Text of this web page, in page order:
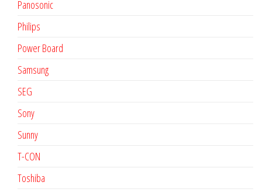
Panosonic
Philips
Power Board
Samsung
SEG
Sony
Sunny
T-CON
Toshiba